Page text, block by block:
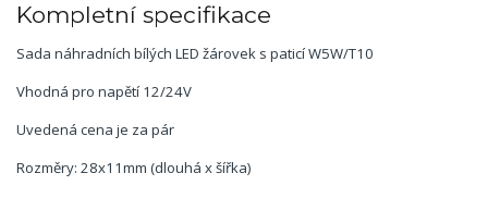
Kompletní specifikace
Sada náhradních bílých LED žárovek s paticí W5W/T10
Vhodná pro napětí 12/24V
Uvedená cena je za pár
Rozměry: 28x11mm (dlouhá x šířka)